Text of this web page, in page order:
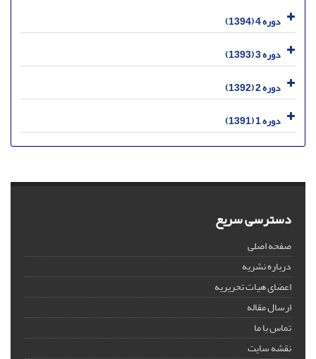
دوره 4 (1394)
دوره 3 (1393)
دوره 2 (1392)
دوره 1 (1391)
دسترسی سریع
صفحه اصلی
درباره نشریه
اعضای هیات تحریریه
ارسال مقاله
تماس با ما
نقشه سایت